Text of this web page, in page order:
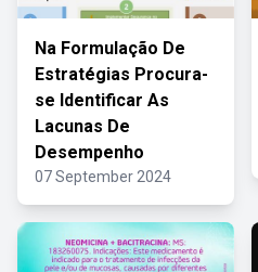
Na Formulação De
Estratégias Procura-
se Identificar As
Lacunas De
Desempenho
07 September 2024